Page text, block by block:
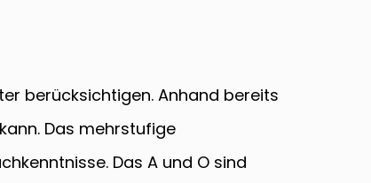
berücksichtigen. Anhand bereits
Das mehrstufige
Das A und O sind